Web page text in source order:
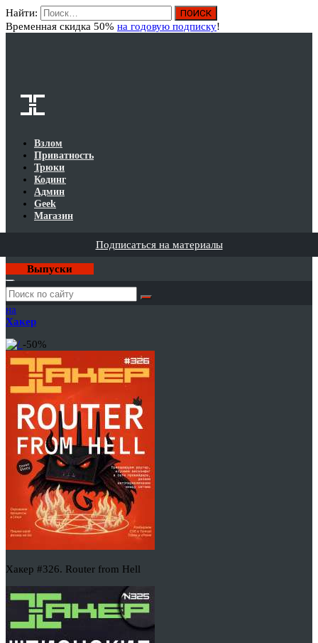
Найти:
Временная скидка 50% на годовую подписку!
Взлом
Приватность
Трюки
Кодинг
Админ
Geek
Магазин
Подписаться на материалы
Выпуски
Годовая
подписка
на
Хакер
-50%
Хакер #326. Router from Hell